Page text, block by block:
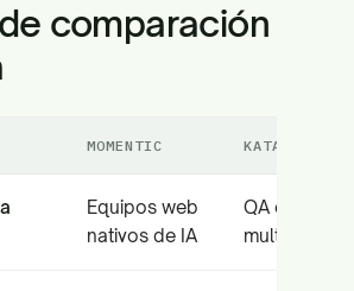
comparación
MOMENTIC KATALON
Equipos web
nativos de IA
QA